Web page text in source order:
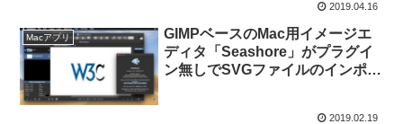
2019.04.16
Macアプリ
GIMPベースのMac用イメージエ
ディタ「Seashore」がプラグイ
ン無しでSVGファイルのインポー
2019.02.19